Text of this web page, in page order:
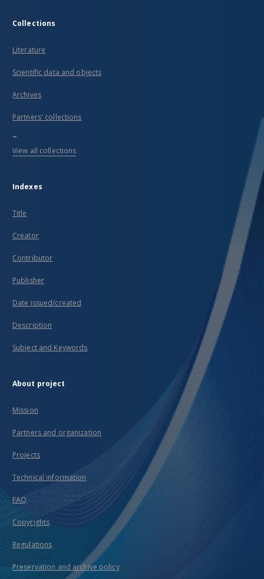
Collections
Literature
Scientific data and objects
Archives
Partners' collections
...
View all collections
Indexes
Title
Creator
Contributor
Publisher
Date issued/created
Description
Subject and Keywords
About project
Mission
Partners and organization
Projects
Technical information
FAQ
Copyrights
Regulations
Preservation and archive policy